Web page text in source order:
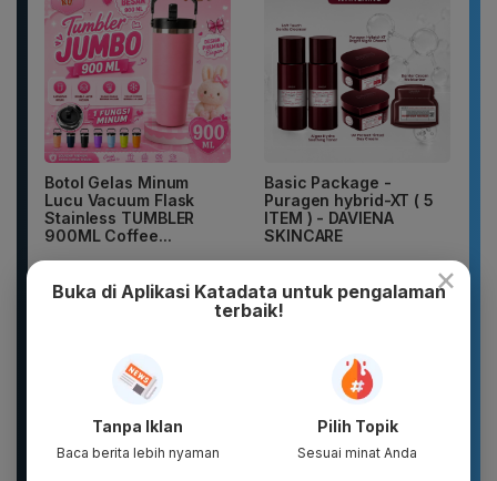
Botol Gelas Minum
Lucu Vacuum Flask
Stainless TUMBLER
900ML Coffee...
Basic Package -
Puragen hybrid-XT ( 5
ITEM ) - DAVIENA
SKINCARE
Sandal unisex trendi,
×
Buka di Aplikasi Katadata untuk pengalaman
terbaik!
Tanpa Iklan
Baca berita lebih nyaman
Pilih Topik
Sesuai minat Anda